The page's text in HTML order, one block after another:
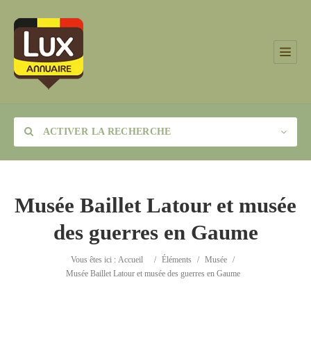
ACTIVER LA RECHERCHE
Catégorie
Musée Baillet Latour et musée
des guerres en Gaume
Vous êtes ici : Accueil / Éléments / Musée /
Musée Baillet Latour et musée des guerres en Gaume